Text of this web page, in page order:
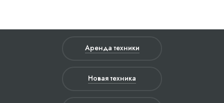
Аренда техники
Новая техника